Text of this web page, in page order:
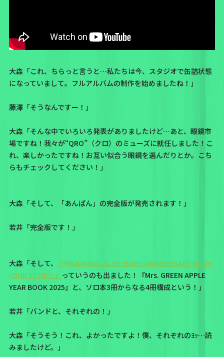
大森「これ、ちらっと言うと…私たちは今、スタジオで缶詰状態
になっていまして。フルアルバムの制作を始めましたね！」
藤澤「そうなんですー！」
大森「そんな中でいろいろ発表がありましたけど…あと、眼鏡市
場ですね！我々が“QRO”（クロ）のミューズに就任しました！こ
れ、楽しかったですね！お互い似合う眼鏡を選んだりとか。こち
らもチェックしてください！」
大森「そして、「あんぱん」の完全版が発売されます！」
若井「完全版です！」
大森「そして、
『MGA MAGICAL 10 YEARS ANNIVERSARY BOOK
-OUR STORY-』 っていうのも出ました！『Mrs. GREEN APPLE
YEAR BOOK 2025』と、ソロ本3冊からなる4冊構成という！」
若井「バンドと、それぞれの！」
大森「そうそう！これ、よかったですよ！僕、それぞれのﾖｯ…読
みましたけど。」